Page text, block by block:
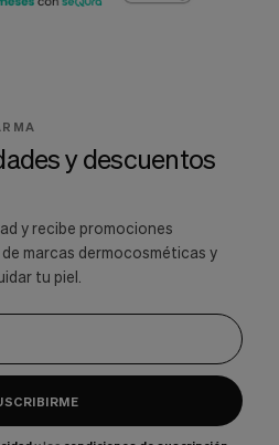
y descuentos
y recibe promociones
marcas dermocosméticas y
tu piel.